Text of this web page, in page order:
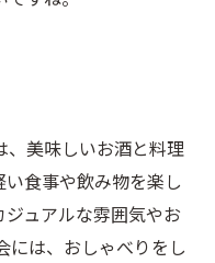
、美味しいお酒と料理
食事や飲み物を楽し
ュアルな雰囲気やお
には、おしゃべりをし